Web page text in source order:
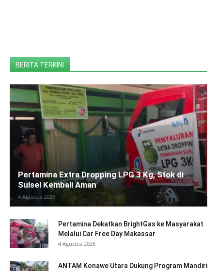
BERITA TERKINI
Pertamina Extra Dropping LPG 3 Kg, Stok di
Sulsel Kembali Aman
4 Agustus 2026
Pertamina Dekatkan BrightGas ke Masyarakat
Melalui Car Free Day Makassar
4 Agustus 2026
ANTAM Konawe Utara Dukung Program Mandiri